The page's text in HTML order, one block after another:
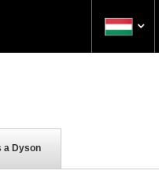

a Dyson